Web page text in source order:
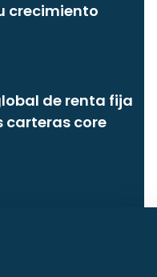
crecimiento
de renta fija
carteras core